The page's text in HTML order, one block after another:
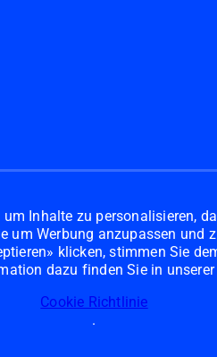
um Inhalte zu personalisieren,
um Werbung anzupassen und
klicken, stimmen Sie
dazu finden Sie in unserer
Cookie Richtlinie
.